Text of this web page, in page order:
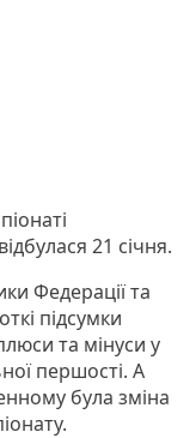
21 січня.
Федерації та
підсумки
та мінуси у
першості. А
була зміна